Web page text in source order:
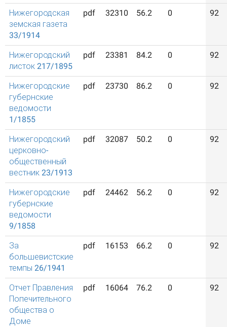
Нижегородская
земская газета
33/1914
pdf 32310 56.2 0 92
Нижегородский
листок 217/1895
pdf 23381 84.2 0 92
Нижегородские
губернские
ведомости
1/1855
pdf 23730 86.2 0 92
Нижегородский
церковно-
общественный
вестник 23/1913
pdf 32087 50.2 0 92
Нижегородские
губернские
ведомости
9/1858
pdf 24462 56.2 0 92
За
большевистские
темпы 26/1941
pdf 16153 66.2 0 92
Отчет Правления
Попечительного
общества о
Доме
pdf 16064 76.2 0 92